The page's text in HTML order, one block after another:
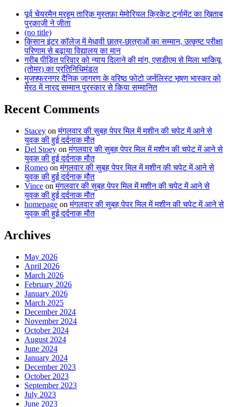
पूर्व चेयरमैन मरहूम तारिक़ मुस्तफ़ा मेमोरियल क्रिकेट टूर्नामेंट का ख़िताब
पुरक़ाज़ी ने जीता
(no title)
किसान इंटर कॉलेज में मेधावी छात्र-छात्राओं का सम्मान, उत्कृष्ट परीक्षा
परिणाम से बढ़ाया विद्यालय का मान
गरीब पीड़ित परिवार को न्याय दिलाने की मांग, एसडीएम से मिला भाकियू
(तोमर) का प्रतिनिधिमंडल
मुजफ्फरनगर दैनिक जागरण के वरिष्ठ फोटो जर्नलिस्ट भूषण भास्कर को
मेरठ में नारद सम्मान पुरस्कार से किया सम्मानित
Recent Comments
Stacey onमंगलवार की सुबह पेपर मिल में मशीन की चपेट में आने से
युवक की हुई दर्दनाक मौत
Del Stoey onमंगलवार की सुबह पेपर मिल में मशीन की चपेट में आने से
युवक की हुई दर्दनाक मौत
Romeo onमंगलवार की सुबह पेपर मिल में मशीन की चपेट में आने से
युवक की हुई दर्दनाक मौत
Vince onमंगलवार की सुबह पेपर मिल में मशीन की चपेट में आने से
युवक की हुई दर्दनाक मौत
homepage onमंगलवार की सुबह पेपर मिल में मशीन की चपेट में आने से
युवक की हुई दर्दनाक मौत
Archives
May 2026
April 2026
March 2026
February 2026
January 2026
March 2025
December 2024
November 2024
October 2024
August 2024
June 2024
January 2024
December 2023
October 2023
September 2023
July 2023
June 2023